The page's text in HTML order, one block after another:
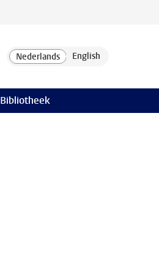
Bibliotheek